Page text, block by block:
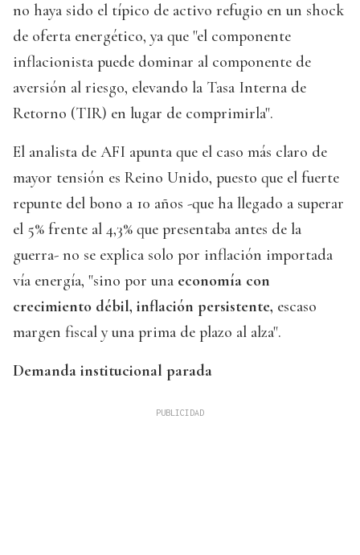
no haya sido el típico de activo refugio en un shock
de oferta energético, ya que "el componente
inflacionista puede dominar al componente de
aversión al riesgo, elevando la Tasa Interna de
Retorno (TIR) en lugar de comprimirla".
El analista de AFI apunta que el caso más claro de
mayor tensión es Reino Unido, puesto que el fuerte
repunte del bono a 10 años -que ha llegado a superar
el 5% frente al 4,3% que presentaba antes de la
guerra- no se explica solo por inflación importada
vía energía, "sino por una economía con
crecimiento débil, inflación persistente, escaso
margen fiscal y una prima de plazo al alza".
Demanda institucional parada